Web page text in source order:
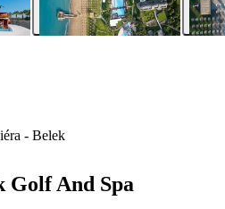
- Belek
Golf And Spa